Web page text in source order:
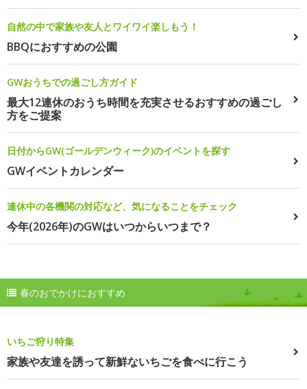
自然の中で家族や友人とワイワイ楽しもう！
BBQにおすすめの公園
GWおうちでの過ごし方ガイド
最大12連休のおうち時間を充実させるおすすめの過ごし
方をご提案
日付からGW(ゴールデンウィーク)のイベントを探す
GWイベントカレンダー
連休中の各機関の対応など、気になることをチェック
今年(2026年)のGWはいつからいつまで？
春のおでかけにおすすめ
いちご狩り特集
家族や友達を誘って新鮮ないちごを食べに行こう